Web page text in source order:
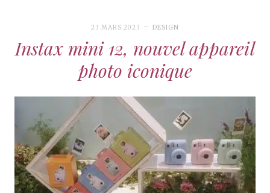
23 MARS 2023 DESIGN
Instax mini 12, nouvel appareil
photo iconique